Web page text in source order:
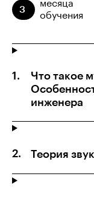
3
месяца
обучения
Что такое
инженера
Теория